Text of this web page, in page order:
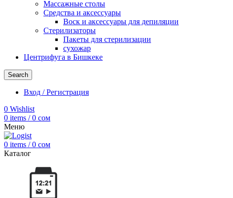
Массажные столы
Средства и аксессуары
Воск и аксессуары для депиляции
Стерилизаторы
Пакеты для стерилизации
сухожар
Центрифуга в Бишкеке
Search
Вход / Регистрация
0 Wishlist
0 items / 0 сом
Меню
0 items / 0 сом
Каталог